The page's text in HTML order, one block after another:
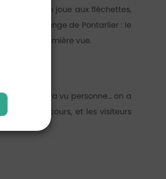
au golf, on joue aux fléchettes,
du challenge de Pontarlier : le
facile à première vue.
fou, on n’a vu personne… on a
sur le parcours, et les visiteurs